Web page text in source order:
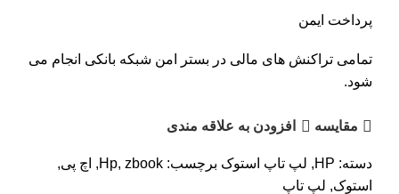
پرداخت ایمن
تمامی تراکنش های مالی در بستر امن شبکه بانکی انجام می
شود.
مقايسه افزودن به علاقه مندی
دسته: HP
, لپ تاپ استوک برچسب: Hp, zbook
, اچ پی,
استوک, لپ تاپ